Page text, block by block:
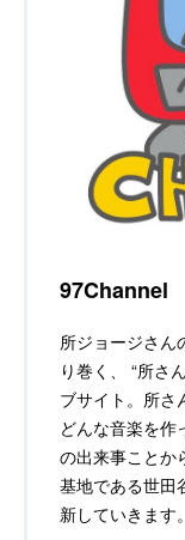
97Channel
所ジョージさん
り巻く、 “所さ
ブサイト。所さ
どんな音楽を
の出来事ことか
基地である世田
新していきます。